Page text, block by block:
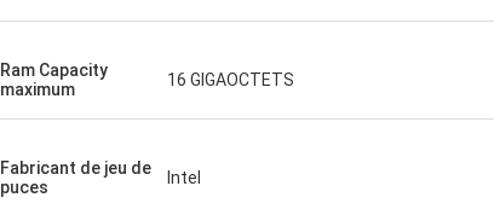
Ram Capacity
maximum
16 GIGAOCTETS
Fabricant de jeu de
puces
Intel